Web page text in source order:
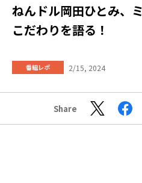
ねんドル岡田ひとみ、
こだわりを語る！
番組レポ 2/15, 2024
Share